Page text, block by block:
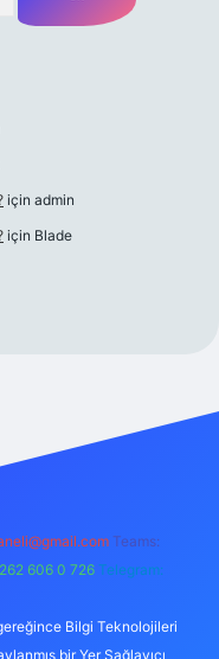
için admin
için Blade
Teams:
606 0 726 Telegram:
Bilgi Teknolojileri
bir Yer Sağlayıcı